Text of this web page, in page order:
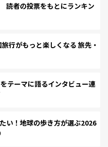
読者の投票をもとにランキン
行がもっと楽しくなる 旅先・
テーマに語るインタビュー連
い！地球の歩き方が選ぶ2026